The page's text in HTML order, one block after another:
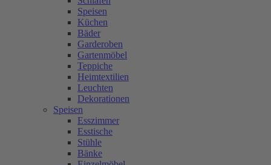
Speisen
Küchen
Bäder
Garderoben
Gartenmöbel
Teppiche
Heimtextilien
Leuchten
Dekorationen
Speisen
Esszimmer
Esstische
Stühle
Bänke